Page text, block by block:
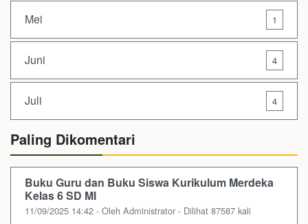
Mei 1
Juni 4
Juli 4
Paling Dikomentari
Buku Guru dan Buku Siswa Kurikulum Merdeka
Kelas 6 SD MI
11/09/2025 14:42 - Oleh Administrator - Dilihat 87587 kali